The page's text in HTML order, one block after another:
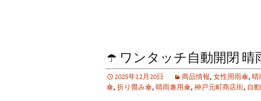
☂️ ワンタッチ自動開閉 晴
2025年12月20日 商品情報, 女性用雨傘, 晴
傘, 折り畳み傘, 晴雨兼用傘, 神戸元町商店街, 自